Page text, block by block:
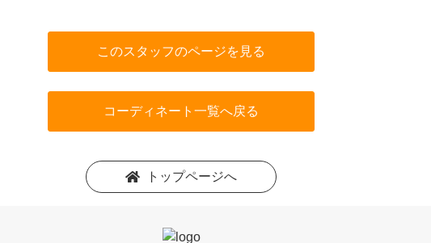
このスタッフのページを見る
コーディネート一覧へ戻る
トップページへ